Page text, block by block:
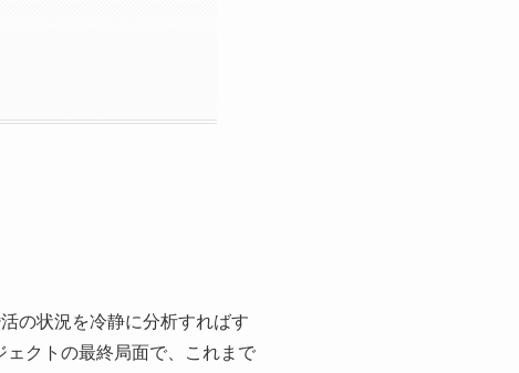
の状況を冷静に分析すればす
クトの最終局面で、これまで